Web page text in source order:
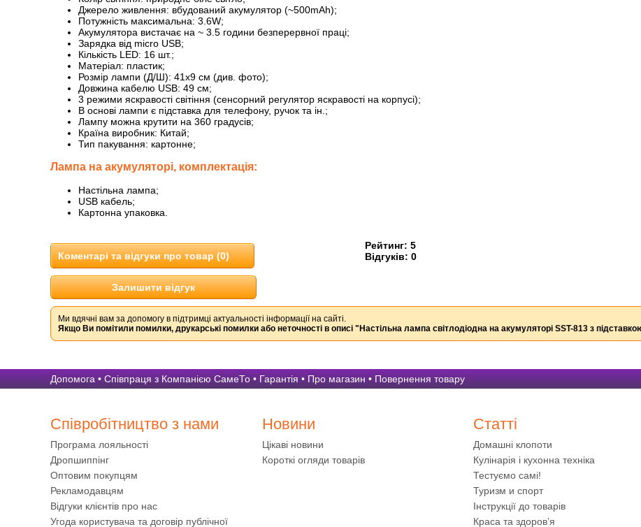
Джерело живлення: вбудований акумулятор (~500mAh);
Потужність максимальна: 3.6W;
Акумулятора вистачає на ~ 3.5 години безперервної праці;
Зарядка від micro USB;
Кількість LED: 16 шт.;
Матеріал: пластик;
Розмір лампи (Д/Ш): 41х9 см (див. фото);
Довжина кабелю USB: 49 см;
3 режими яскравості світіння (сенсорний регулятор яскравості на корпусі);
В основі лампи є підставка для телефону, ручок та ін.;
Лампу можна крутити на 360 градусів;
Країна виробник: Китай;
Тип пакування: картонне;
Лампа на акумуляторі, комплектація:
Настільна лампа;
USB кабель;
Картонна упаковка.
Коментарі та відгуки про товар (0)
Рейтинг: 5
Відгуків: 0
Залишити відгук
Ми вдячні вам за допомогу в підтримці актуальності інформації на сайті.
Якщо Ви помітили помилки, друкарські помилки або неточності в описі "Настільна лампа світлодіодна на акумуляторі SST-813 з
Допомога • Співпраця з Компанією СамеТо • Гарантія • Про магазин • Повернення товару
Співробітництво з нами
Програма лояльності
Дропшиппінг
Оптовим покупцям
Рекламодавцям
Відгуки клієнтів про нас
Угода користувача та договір публічної
Новини
Цікаві новини
Короткі огляди товарів
Статті
Домашні клопоти
Кулінарія і кухонна техніка
Тестуємо самі!
Туризм и спорт
Інструкції до товарів
Краса та здоров’я